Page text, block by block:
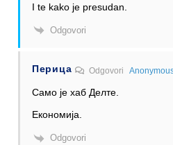
I te kako je presudan.
Odgovori
Перица Odgovori
Само је хаб Делте.
Економија.
Odgovori